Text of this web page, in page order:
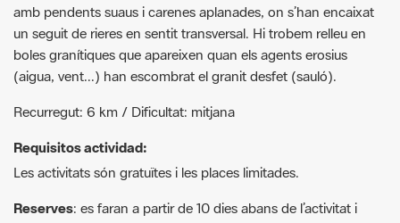
amb pendents suaus i carenes aplanades, on s’han encaixat
un seguit de rieres en sentit transversal. Hi trobem relleu en
boles granítiques que apareixen quan els agents erosius
(aigua, vent...) han escombrat el granit desfet (sauló).
Recurregut: 6 km / Dificultat: mitjana
Requisitos actividad:
Les activitats són gratuïtes i les places limitades.
Reserves: es faran a partir de 10 dies abans de l’activitat i